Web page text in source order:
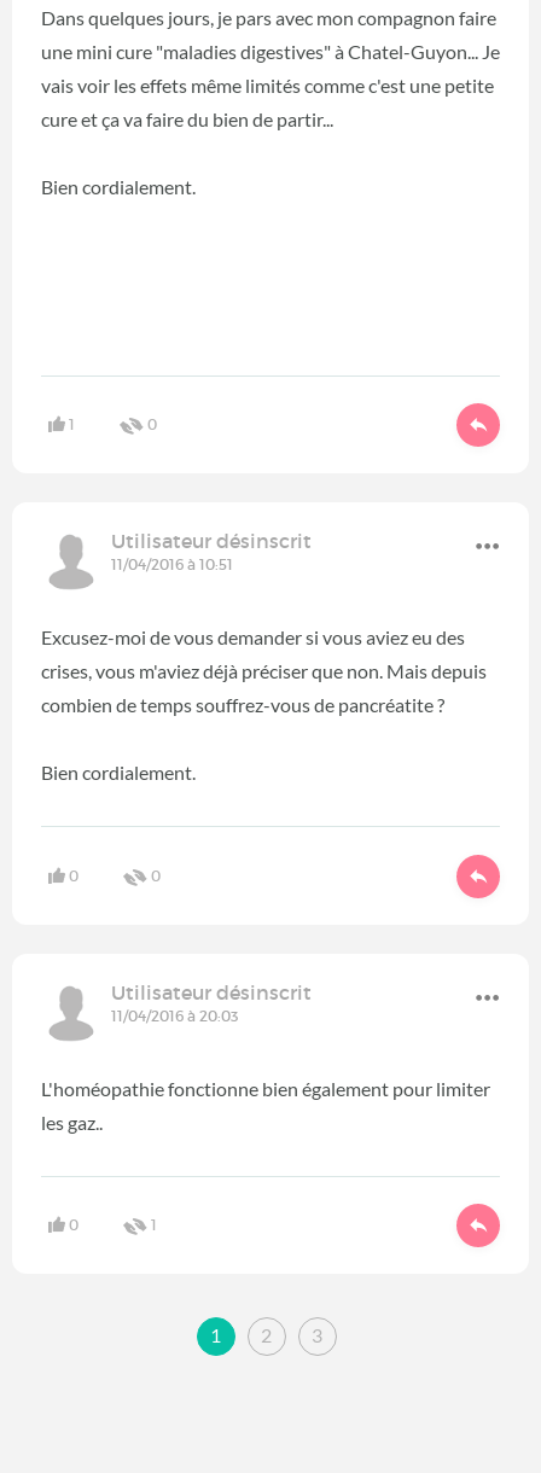
Dans quelques jours, je pars avec mon compagnon faire
une mini cure "maladies digestives" à Chatel-Guyon... Je
vais voir les effets même limités comme c'est une petite
cure et ça va faire du bien de partir...
Bien cordialement.
1 0
Utilisateur désinscrit
11/04/2016 à 10:51
Excusez-moi de vous demander si vous aviez eu des
crises, vous m'aviez déjà préciser que non. Mais depuis
combien de temps souffrez-vous de pancréatite ?
Bien cordialement.
0 0
Utilisateur désinscrit
11/04/2016 à 20:03
L'homéopathie fonctionne bien également pour limiter
les gaz..
0 1
1 2 3